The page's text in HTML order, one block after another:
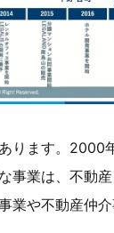
ります。2000
事業は、不動
や不動産仲介